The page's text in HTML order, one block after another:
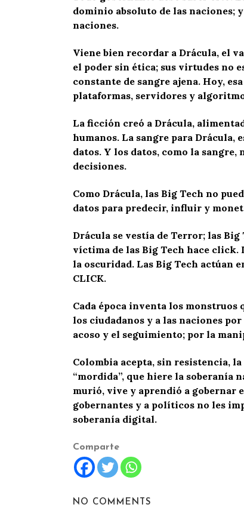
dominio absoluto de las naciones;
naciones.
Viene bien recordar a Drácula, el
el poder sin ética; sus virtudes no
constante de sangre ajena. Hoy,
plataformas, servidores y
La ficción creó a Drácula,
humanos. La sangre para Drácula,
datos. Y los datos, como la
decisiones.
Como Drácula, las Big Tech no
datos para predecir, influir y
Drácula se vestía de Terror; las
víctima de las Big Tech hace click.
la oscuridad. Las Big Tech actúan
CLICK.
Cada época inventa los monstruos
los ciudadanos y a las naciones
acoso y el seguimiento; por la
Colombia acepta, sin resistencia,
“mordida”, que hiere la
murió, vive y aprendió a gobernar
gobernantes y a políticos no les
soberanía digital.
Comparte
NO COMMENTS